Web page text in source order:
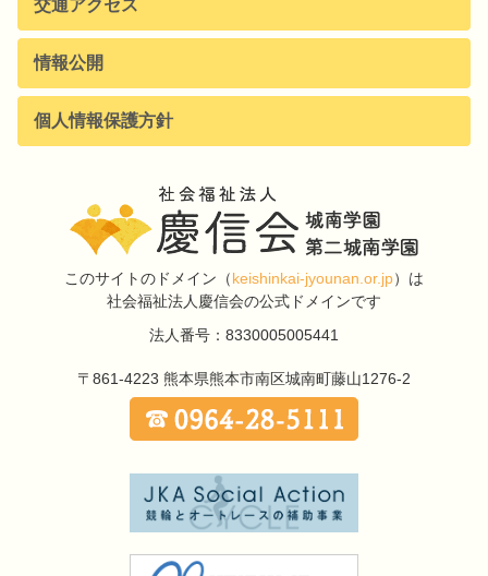
交通アクセス
情報公開
個人情報保護方針
このサイトのドメイン （keishinkai-jyounan.or.jp）は
社会福祉法人慶信会の公式ドメインです
法人番号：8330005005441
〒861-4223 熊本県熊本市南区城南町藤山1276-2